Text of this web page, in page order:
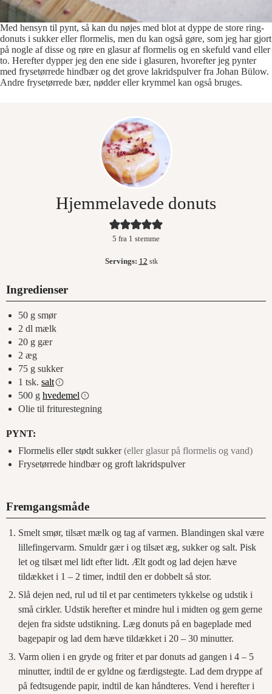
Med hensyn til pynt, så kan du nøjes med blot at dyppe de store ring-
donuts i sukker eller flormelis, men du kan også gøre, som jeg har gjort
på nogle af disse og røre en glasur af flormelis og en skefuld vand eller
to. Herefter dypper jeg den ene side i glasuren, hvorefter jeg pynter
med frysetørrede hindbær og det grove lakridspulver fra Johan Bülow.
Andre frysetørrede bær, nødder eller krymmel kan også bruges.
Hjemmelavede donuts
5 fra 1 stemme
Servings: 12 stk
Ingredienser
50 g smør
2 dl mælk
20 g gær
2 æg
75 g sukker
1 tsk. salt
500 g hvedemel
Olie til friturestegning
PYNT:
Flormelis eller stødt sukker (eller glasur på flormelis og vand)
Frysetørrede hindbær og groft lakridspulver
Fremgangsmåde
Smelt smør, tilsæt mælk og tag af varmen. Blandingen skal være
lillefingervarm. Smuldr gær i og tilsæt æg, sukker og salt. Pisk
let og tilsæt mel lidt efter lidt. Ælt godt og lad dejen hæve
tildækket i 1 – 2 timer, indtil den er dobbelt så stor.
Slå dejen ned, rul ud til et par centimeters tykkelse og udstik i
små cirkler. Udstik herefter et mindre hul i midten og gem gerne
dejen fra sidste udstikning. Læg donuts på en bageplade med
bagepapir og lad dem hæve tildækket i 20 – 30 minutter.
Varm olien i en gryde og friter et par donuts ad gangen i 4 – 5
minutter, indtil de er gyldne og færdigstegte. Lad dem dryppe af
på fedtsugende papir, indtil de kan håndteres. Vend i herefter i